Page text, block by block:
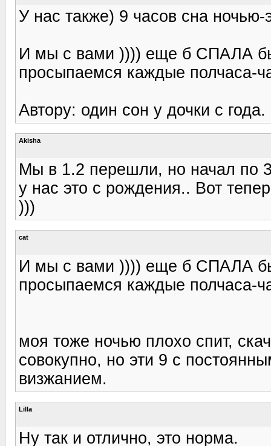
У нас также) 9 часов сна
И мы с вами )))) еще б СПАЛА
просыпаемся каждые полчаса-
Автору: один сон у дочки с года.
Akisha
Мы в 1.2 перешли, но начал по
у нас это с рождения.. Вот
)))
cat
И мы с вами )))) еще б СПАЛА
просыпаемся каждые полчаса-
моя тоже ночью плохо спит,
совокупно, но эти 9 с
визжанием.
Lilla
Ну так и отлично, это норма.